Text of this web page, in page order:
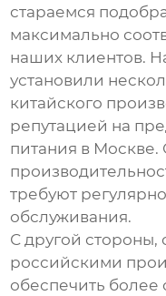
стараемся
максимально
наших клиентов.
установили
китайского
репутацией на
питания в Москве.
требуют
обслуживания.
С другой стороны,
российскими
обеспечить